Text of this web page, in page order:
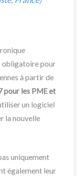
obligatoire pour
à partir de
pour les PME et
un logiciel
la nouvelle
uniquement
également leur